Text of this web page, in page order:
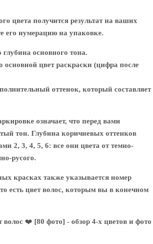
цвета получится результат на ваших
его нумерацию на упаковке.
основного тона.
основной цвет раскраски (цифра после
оттенок, который составляет
означает, что перед вами
тон. Глубина коричневых оттенков
2, 3, 4, 5, 6: все они цвета от темно-
русого.
красках также указывается номер
есть цвет волос, которым вы в конечном